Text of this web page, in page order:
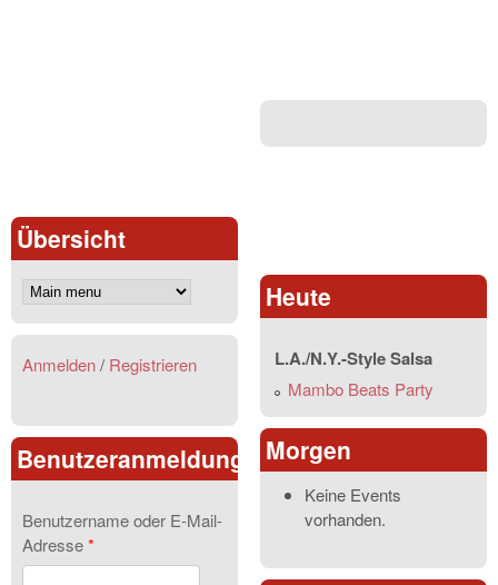
Übersicht
Anmelden/ Registrieren
Benutzeranmeldung
Benutzername oder E-Mail-
Adresse*
Heute
L.A./N.Y.-Style Salsa
Mambo Beats Party
Morgen
Keine Events
vorhanden.